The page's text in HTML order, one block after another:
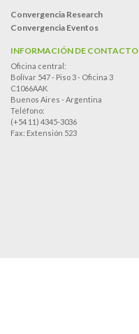
Convergencia Research
Convergencia Eventos
INFORMACIÓN DE CONTACTO
Oficina central:
Bolívar 547 - Piso 3 - Oficina 3
C1066AAK
Buenos Aires - Argentina
Teléfono:
(+54 11) 4345-3036
Fax: Extensión 523